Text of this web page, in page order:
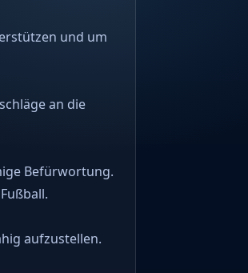
und um
an die
Befürwortung.
aufzustellen.